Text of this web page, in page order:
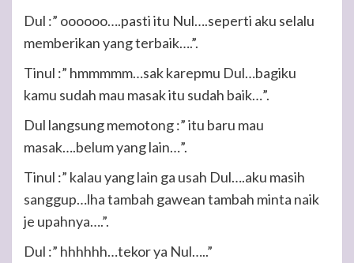
Dul :” oooooo….pasti itu Nul….seperti aku selalu
memberikan yang terbaik….”.
Tinul :” hmmmmm…sak karepmu Dul…bagiku
kamu sudah mau masak itu sudah baik…”.
Dul langsung memotong :” itu baru mau
masak….belum yang lain…”.
Tinul :” kalau yang lain ga usah Dul….aku masih
sanggup…lha tambah gawean tambah minta naik
je upahnya….”.
Dul :” hhhhhh…tekor ya Nul…..”